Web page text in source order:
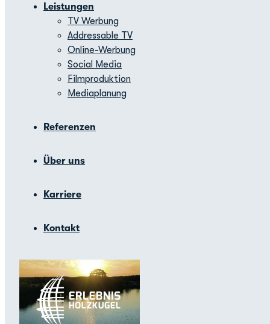
Leistungen
TV Werbung
Addressable TV
Online-Werbung
Social Media
Filmproduktion
Mediaplanung
Referenzen
Über uns
Karriere
Kontakt